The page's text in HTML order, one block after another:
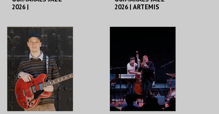
2026 |
C. CULTURAL VILA
FLOR
MAIS INFO
COMPRAR
2026 | ARTEMIS
MAIS INFO
COMPRAR